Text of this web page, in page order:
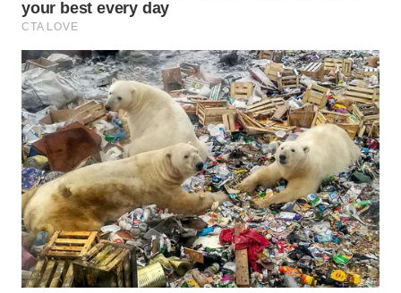
TINGGI
WN
PAKPAK
WN
KARAWANG
WN
BEKASI
WN
BOGOR